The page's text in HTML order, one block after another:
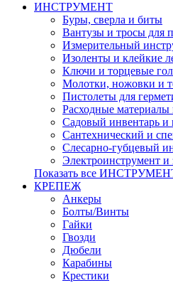
ИНСТРУМЕНТ
Буры, сверла и биты
Вантузы и тросы для
Измерительный
Изоленты и клейкие
Ключи и торцевые
Молотки, ножовки и
Пистолеты для
Расходные материалы
Садовый инвентарь и
Сантехнический и
Слесарно-губцевый
Электроинструмент и
Показать все
КРЕПЕЖ
Анкеры
Болты/Винты
Гайки
Гвозди
Дюбели
Карабины
Крестики